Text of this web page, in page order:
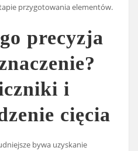
przygotowania elementów.
precyzja
i
cięcia
bywa uzyskanie